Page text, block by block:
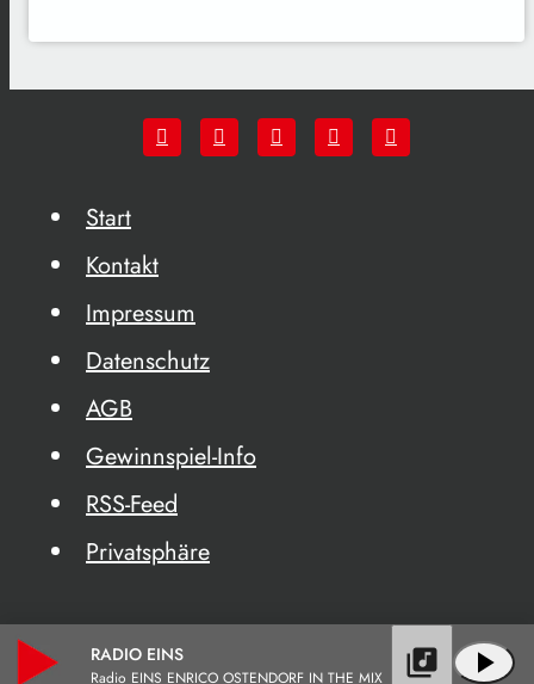
Start
Kontakt
Impressum
Datenschutz
AGB
Gewinnspiel-Info
RSS-Feed
Privatsphäre
RADIO EINS
Radio EINS ENRICO OSTENDORF IN THE MIX play_arrow
library_music